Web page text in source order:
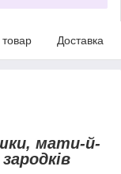
товар Доставка
мати-й-